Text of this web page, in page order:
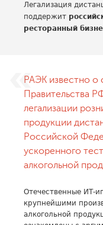
Легализация
поддержит
ресторанный
РАЭК известно о
Правительства
легализации
продукции
Российской
ускоренного
алкогольной
Отечественные ИТ-
крупнейшими
алкогольной